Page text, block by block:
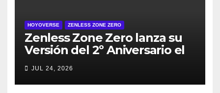
HOYOVERSE ZENLESS ZONE ZERO
Zenless Zone Zero lanza su
Versión del 2º Aniversario el
todos los jugadores y nuevos
personajes
JUL 24, 2026